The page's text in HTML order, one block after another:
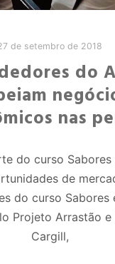
de setembro de 2018
do
nas
do curso Sabores
de
do curso Sabores
Projeto Arrastão e
Cargill,